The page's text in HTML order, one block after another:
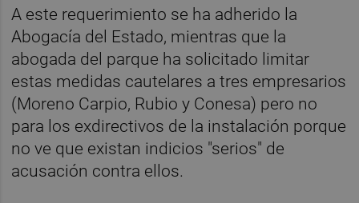
A este requerimiento se ha adherido la
Abogacía del Estado, mientras que la
abogada del parque ha solicitado limitar
estas medidas cautelares a tres empresarios
(Moreno Carpio, Rubio y Conesa) pero no
para los exdirectivos de la instalación porque
no ve que existan indicios "serios" de
acusación contra ellos.